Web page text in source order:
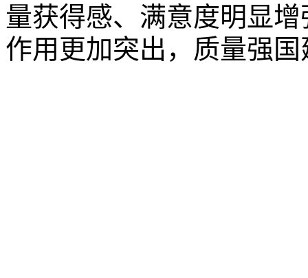
量获得感、满意度明显
作用更加突出，质量强